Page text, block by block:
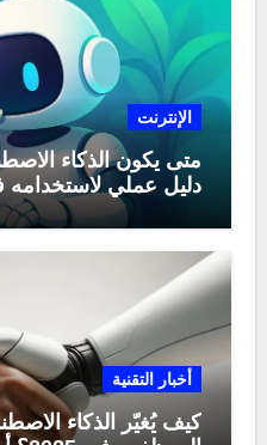
الإنترنت
متى يكون الذكاء
دليل عملي لاستخدامه
أخبار التقنية
كيف يُغيّر الذكاء